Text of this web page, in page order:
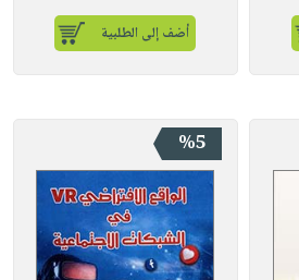
أضف إلى الطلبية
%5